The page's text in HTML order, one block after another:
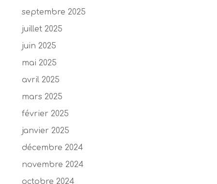
septembre 2025
juillet 2025
juin 2025
mai 2025
avril 2025
mars 2025
février 2025
janvier 2025
décembre 2024
novembre 2024
octobre 2024